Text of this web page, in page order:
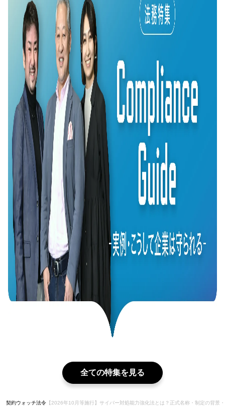
全ての特集を見る
契約ウォッチ法令 【2026年10月等施行】サイバー対処能力強化法とは？正式名称・制定の背景